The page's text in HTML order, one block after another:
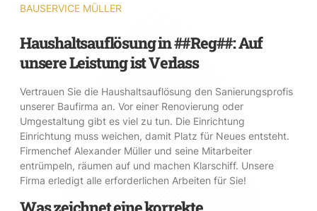
BAUSERVICE MÜLLER
Haushaltsauflösung in ##Reg##: Auf
unsere Leistung ist Verlass
Vertrauen Sie die Haushaltsauflösung den Sanierungsprofis
unserer Baufirma an. Vor einer Renovierung oder
Umgestaltung gibt es viel zu tun. Die Einrichtung
Einrichtung muss weichen, damit Platz für Neues entsteht.
Firmenchef Alexander Müller und seine Mitarbeiter
entrümpeln, räumen auf und machen Klarschiff. Unsere
Firma erledigt alle erforderlichen Arbeiten für Sie!